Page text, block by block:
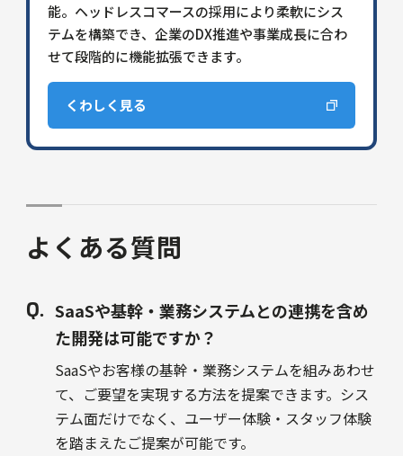
能。ヘッドレスコマースの採用により柔軟にシス
テムを構築でき、企業のDX推進や事業成長に合わ
せて段階的に機能拡張できます。
くわしく見る
よくある質問
SaaSや基幹・業務システムとの連携を含め
た開発は可能ですか？
SaaSやお客様の基幹・業務システムを組みあわせ
て、ご要望を実現する方法を提案できます。シス
テム面だけでなく、ユーザー体験・スタッフ体験
を踏まえたご提案が可能です。